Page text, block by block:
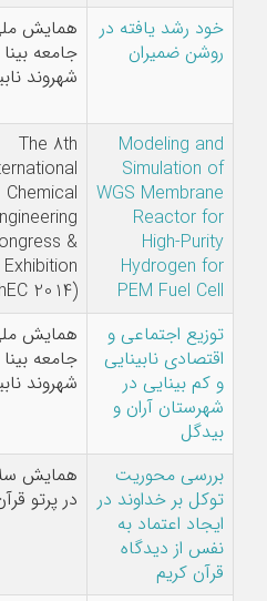
خود رشد یافته در
روشن ضمیران
همایش ملی
جامعه بینا
شهروند نابینا
Modeling and
Simulation of
WGS Membrane
Reactor for
High-Purity
Hydrogen for
PEM Fuel Cell
The 8th
International
Chemical
Engineering
Congress &
Exhibition
(IChEC 2014)
توزیع اجتماعی و
اقتصادی نابینایی
و کم بینایی در
شهرستان آران و
بیدگل
همایش ملی
جامعه بینا
شهروند نابینا
بررسی محوریت
توکل بر خداوند در
ایجاد اعتماد به
نفس از دیدگاه
قرآن کریم
همایش سلامت
در پرتو قرآن